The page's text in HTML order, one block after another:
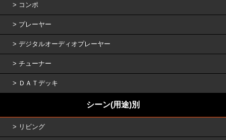
コンポ
プレーヤー
デジタルオーディオプレーヤー
チューナー
ＤＡＴデッキ
シーン(用途)別
リビング